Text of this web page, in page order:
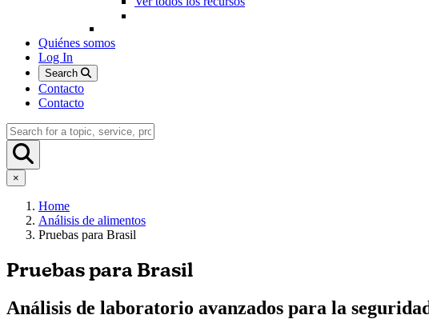
Quiénes somos
Log In
Search
Contacto
Contacto
×
Home
Análisis de alimentos
Pruebas para Brasil
Pruebas para Brasil
Análisis de laboratorio avanzados para la